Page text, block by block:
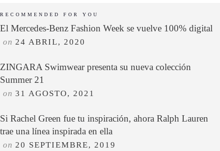
RECOMMENDED FOR YOU
El Mercedes-Benz Fashion Week se vuelve 100% digital
on 24 ABRIL, 2020
ZINGARA Swimwear presenta su nueva colección
Summer 21
on 31 AGOSTO, 2021
Si Rachel Green fue tu inspiración, ahora Ralph Lauren
trae una línea inspirada en ella
on 20 SEPTIEMBRE, 2019